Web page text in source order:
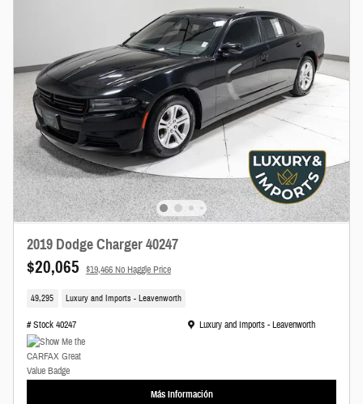
2019 Dodge Charger 40247
$20,065 $19,466 No Haggle Price
49,295 Luxury and Imports - Leavenworth
# Stock 40247 Ubicación: Luxury and Imports - Leavenworth
Luxury and Imports - Leavenworth
Más Información